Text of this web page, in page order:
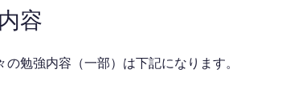
容
勉強内容（一部）は下記になります。